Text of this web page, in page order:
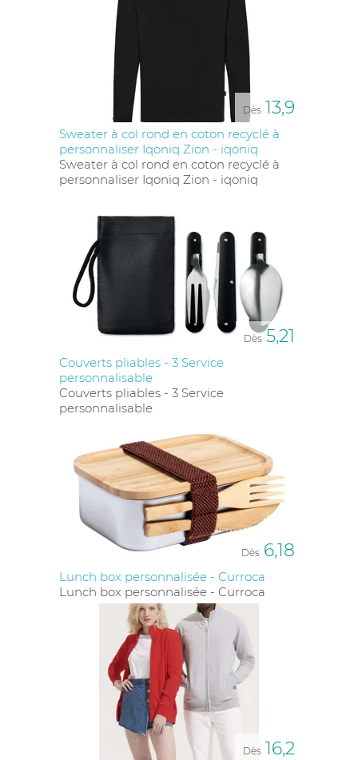
Les délais de
varient en fonction des
produits et du type de
personnalisation
général, il faut compter entre
10 à 15 jours ouvrés
après validation de la commande. Nous vous
tiendrons informé à chaque étape du processus.
Dès 13,9
Sweater à col rond en coton recyclé à
personnaliser Iqoniq Zion - iqoniq
Sweater à col rond en coton recyclé à
personnaliser Iqoniq Zion - iqoniq
Dès 5,21
Couverts pliables - 3 Service
personnalisable
Couverts pliables - 3 Service
personnalisable
Dès 6,18
Lunch box personnalisée - Curroca
Lunch box personnalisée - Curroca
Dès 16,2